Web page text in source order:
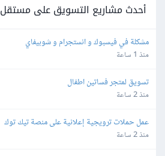
أحدث مشاريع التسويق على مستقل
مشكلة في فيسبوك و انستجرام و شوبيفاي
منذ 1 ساعة
تسويق لمتجر فساتين اطفال
منذ 2 ساعة
عمل حملات ترويجية إعلانية على منصة تيك توك
منذ 2 ساعة